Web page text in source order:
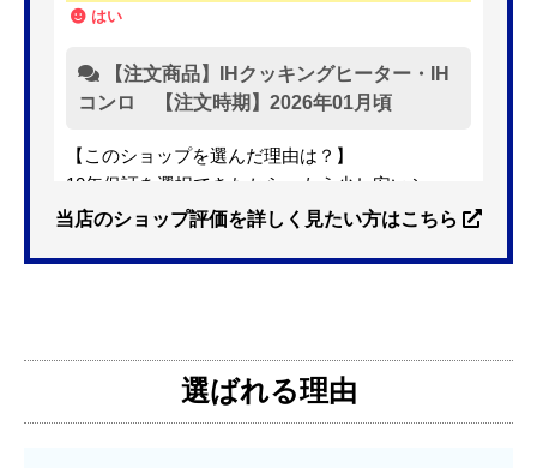
はい
【注文商品】IHクッキングヒーター・IH
コンロ 【注文時期】2026年01月頃
【このショップを選んだ理由は？】
10年保証を選択できたから。もう少し安いショッ
プも有ったが、5年保証しかなかった。
【その他感想・コメント】
当店のショップ評価を詳しく見たい方はこちら
選ばれる理由